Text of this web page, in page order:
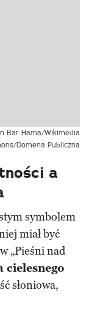
Bar Hama/Wikimedia
Domena Publiczna
a
symbolem
miał być
„Pieśni nad
cielesnego
słoniowa,